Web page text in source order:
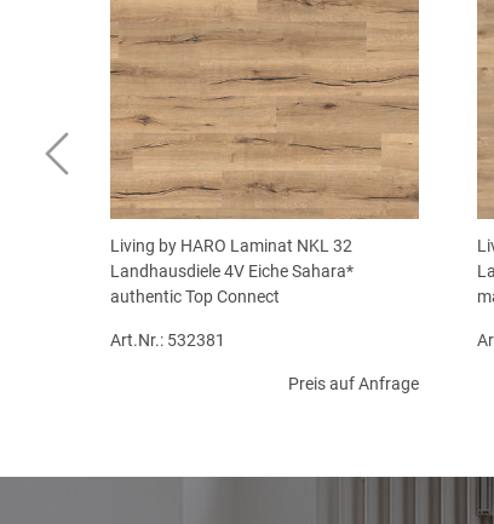
Living by HARO Laminat NKL 32
Landhausdiele 4V Eiche Sahara*
authentic Top Connect
Art.Nr.: 532381
Preis auf Anfrage